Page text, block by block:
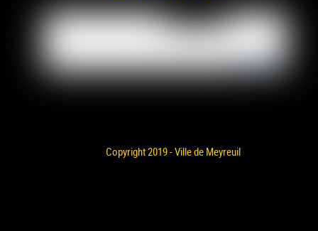
Copyright 2019 - Ville de Meyreuil